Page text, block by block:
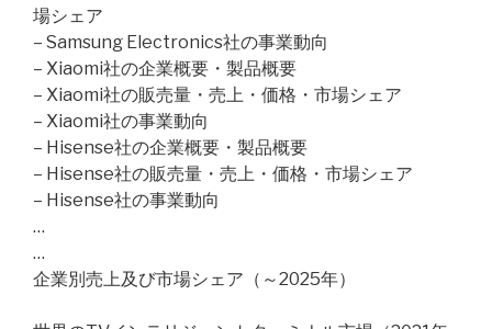
場シェア
– Samsung Electronics社の事業動向
– Xiaomi社の企業概要・製品概要
– Xiaomi社の販売量・売上・価格・市場シェア
– Xiaomi社の事業動向
– Hisense社の企業概要・製品概要
– Hisense社の販売量・売上・価格・市場シェア
– Hisense社の事業動向
…
…
企業別売上及び市場シェア（～2025年）